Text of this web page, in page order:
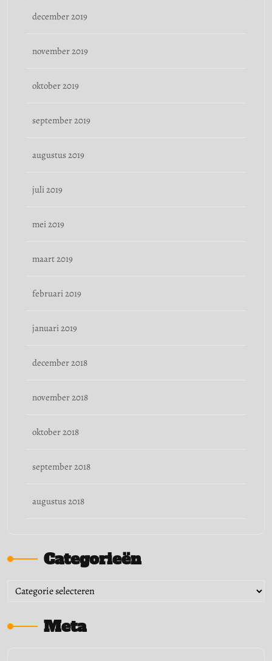
december 2019
november 2019
oktober 2019
september 2019
augustus 2019
juli 2019
mei 2019
maart 2019
februari 2019
januari 2019
december 2018
november 2018
oktober 2018
september 2018
augustus 2018
Categorieën
Categorieën
Meta